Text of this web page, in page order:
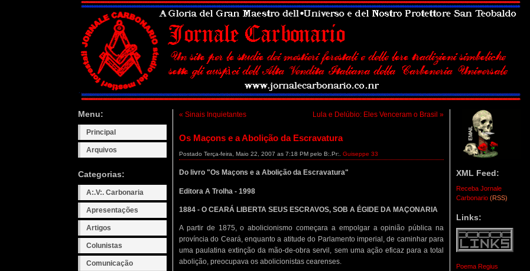
Menu:
Principal
Arquivos
Categorias:
A:.V:. Carbonaria
Apresentações
Artigos
Colunistas
Comunicação
XML Feed:
Receba Jornale
Carbonario (RSS)
Links:
Poema Regius
« Sinais Inquietantes Lula e Delúbio: Eles Venceram o Brasil »
Os Maçons e a Abolição da Escravatura
Postado Terça-feira, Maio 22, 2007 as 7:18 PM pelo B:.Pr:. Guiseppe 33
Do livro "Os Maçons e a Abolição da Escravatura"
Editora A Trolha - 1998
1884 - O CEARÁ LIBERTA SEUS ESCRAVOS, SOB A ÉGIDE DA MAÇONARIA
A partir de 1875, o abolicionismo começara a empolgar a opinião pública na
província do Ceará, enquanto a atitude do Parlamento imperial, de caminhar para
uma paulatina extinção da mão-de-obra servil, sem uma ação eficaz para a total
abolição, preocupava os abolicionistas cearenses.